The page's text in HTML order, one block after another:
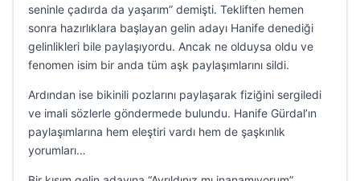
seninle çadırda da yaşarım” demişti. Tekliften hemen
sonra hazırlıklara başlayan gelin adayı Hanife denediği
gelinlikleri bile paylaşıyordu. Ancak ne olduysa oldu ve
fenomen isim bir anda tüm aşk paylaşımlarını sildi.
Ardından ise bikinili pozlarını paylaşarak fiziğini sergiledi
ve imali sözlerle göndermede bulundu. Hanife Gürdal’ın
paylaşımlarına hem eleştiri vardı hem de şaşkınlık
yorumları…